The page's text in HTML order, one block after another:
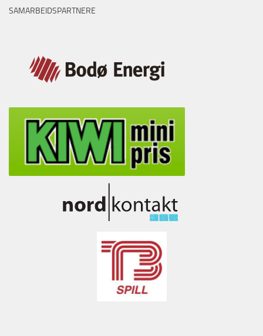
SAMARBEIDSPARTNERE